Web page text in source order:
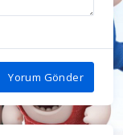
Yorum Gönder